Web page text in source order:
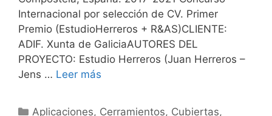
Internacional por selección de CV. Primer
Premio (EstudioHerreros + R&AS)CLIENTE:
ADIF. Xunta de GaliciaAUTORES DEL
PROYECTO: Estudio Herreros (Juan Herreros –
Jens … Leer más
Aplicaciones, Cerramientos, Cubiertas,